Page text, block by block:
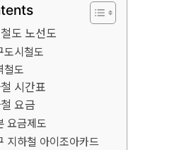
도 노선도
도시철도
철도
시간표
요금
요금제도
지하철 아이조아카드